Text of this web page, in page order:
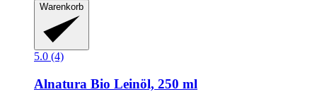
Warenkorb
5.0 (4)
Alnatura Bio Leinöl, 250 ml